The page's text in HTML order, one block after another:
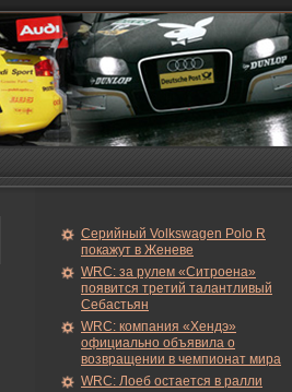
Серийный Volkswagen Polo R
покажут в Женеве
WRC: за рулем «Ситроена»
появится третий талантливый
Себастьян
WRC: компания «Хендэ»
официально объявила о
возвращении в чемпионат мира
WRC: Лоеб остается в ралли